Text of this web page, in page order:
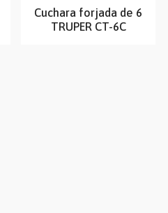
Cuchara forjada de 6
TRUPER CT-6C